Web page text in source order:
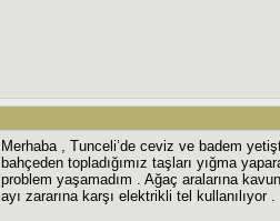
Merhaba , Tunceli’de ceviz ve badem
bahçeden topladığımız taşları yığma
problem yaşamadım . Ağaç aralarına
ayı zararına karşı elektrikli tel